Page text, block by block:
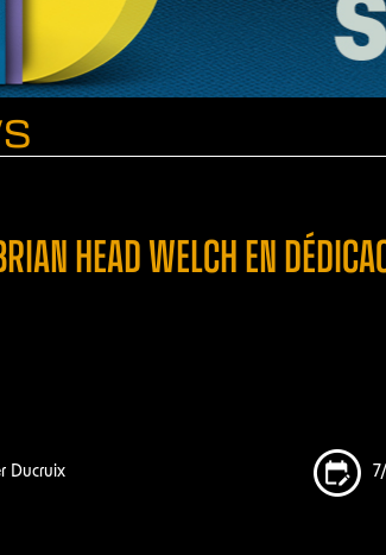
HEAD WELCH EN
Ducruix